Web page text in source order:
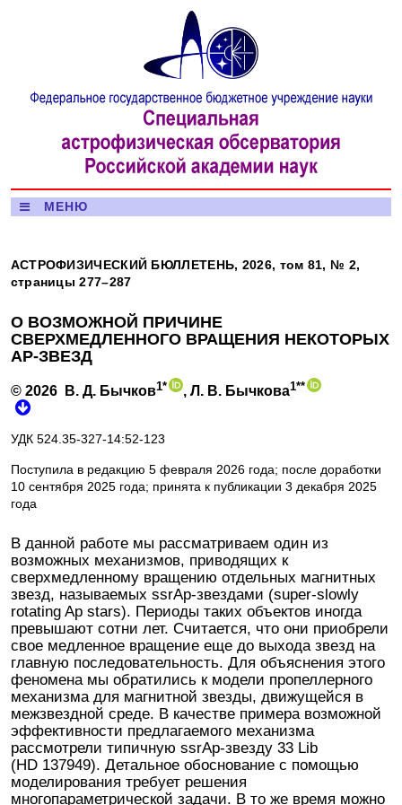
МЕНЮ
АСТРОФИЗИЧЕСКИЙ БЮЛЛЕТЕНЬ, 2026, том 81, № 2,
страницы 277–287
О ВОЗМОЖНОЙ ПРИЧИНЕ
СВЕРХМЕДЛЕННОГО ВРАЩЕНИЯ НЕКОТОРЫХ
АР-ЗВЕЗД
© 2026 В. Д. Бычков1* , Л. В. Бычкова1**
УДК 524.35-327-14:52-123
Поступила в редакцию 5 февраля 2026 года; после доработки
10 сентября 2025 года; принята к публикации 3 декабря 2025
года
В данной работе мы рассматриваем один из
возможных механизмов, приводящих к
сверхмедленному вращению отдельных магнитных
звезд, называемых ssrAp-звездами (super-slowly
rotating Ap stars). Периоды таких объектов иногда
превышают сотни лет. Считается, что они приобрели
свое медленное вращение еще до выхода звезд на
главную последовательность. Для объяснения этого
феномена мы обратились к модели пропеллерного
механизма для магнитной звезды, движущейся в
межзвездной среде. В качестве примера возможной
эффективности предлагаемого механизма
рассмотрели типичную ssrAp-звезду 33 Lib
(HD 137949). Детальное обоснование с помощью
моделирования требует решения
многопараметрической задачи. В то же время можно